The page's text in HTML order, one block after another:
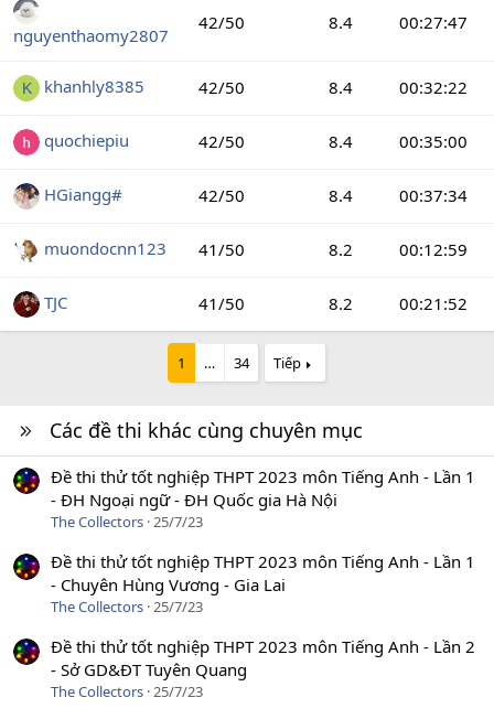
nguyenthaomy2807
42/50 8.4 00:27:47
K khanhly8385 42/50 8.4 00:32:22
quochiepiu 42/50 8.4 00:35:00
HGiangg# 42/50 8.4 00:37:34
muondocnn123 41/50 8.2 00:12:59
TJC 41/50 8.2 00:21:52
1 … 34 Tiếp
Các đề thi khác cùng chuyên mục
Đề thi thử tốt nghiệp THPT 2023 môn Tiếng Anh - Lần 1
- ĐH Ngoại ngữ - ĐH Quốc gia Hà Nội
The Collectors 25/7/23
Đề thi thử tốt nghiệp THPT 2023 môn Tiếng Anh - Lần 1
- Chuyên Hùng Vương - Gia Lai
The Collectors 25/7/23
Đề thi thử tốt nghiệp THPT 2023 môn Tiếng Anh - Lần 2
- Sở GD&ĐT Tuyên Quang
The Collectors 25/7/23